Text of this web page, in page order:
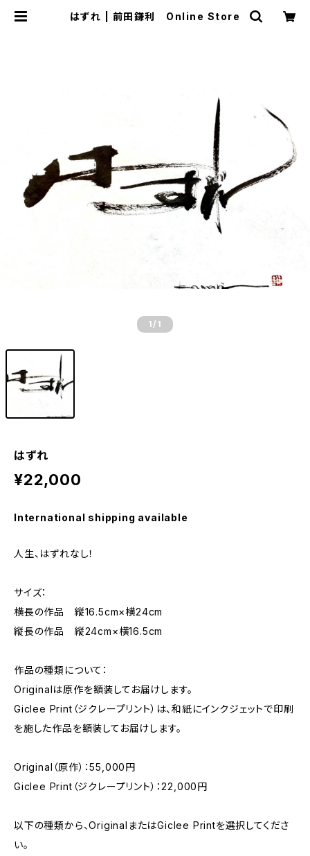
はずれ | 前田鎌利 Online Store
1 /1
はずれ
¥22,000
International shipping available
人生、はずれなし！
サイズ：
横長の作品 縦16.5cm×横24cm
縦長の作品 縦24cm×横16.5cm
作品の種類について：
Originalは原作を額装してお届けします。
Giclee Print（ジクレープリント）は、和紙にインクジェットで印刷
を施した作品を額装してお届けします。
Original（原作）：55,000円
Giclee Print（ジクレープリント）：22,000円
以下の種類から、OriginalまたはGiclee Printを選択してくださ
い。